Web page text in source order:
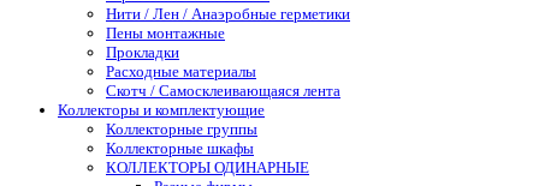
Нити / Лен / Анаэробные герметики
Пены монтажные
Прокладки
Расходные материалы
Скотч / Самосклеивающаяся лента
Коллекторы и комплектующие
Коллекторные группы
Коллекторные шкафы
КОЛЛЕКТОРЫ ОДИНАРНЫЕ